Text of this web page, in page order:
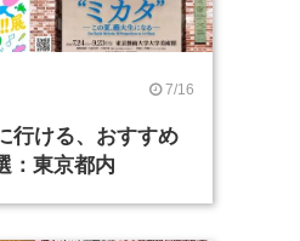
7/16
行ける、おすすめ
：東京都内